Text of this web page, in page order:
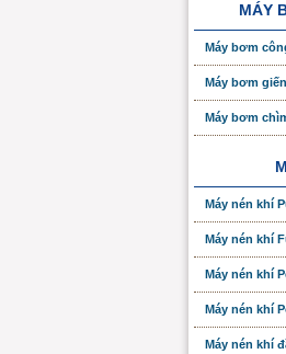
MÁY
Máy bơm
Máy bơm
Máy bơm
Máy nén khí
Máy nén khí
Máy nén khí
Máy nén khí
Máy nén khí